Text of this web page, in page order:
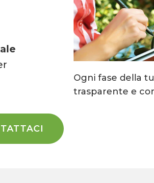
Ogni fase della
trasparente e